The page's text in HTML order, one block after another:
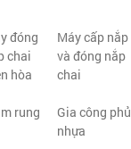
đóng
chai
hòa
Máy cấp nắp
và đóng nắp
chai
rung
Gia công phủ
nhựa